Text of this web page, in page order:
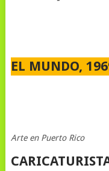
EL MUNDO,
Arte en Puerto Rico